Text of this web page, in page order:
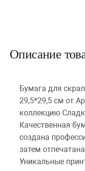
Описание
Бумага для
29,5*29,5 см от
коллекцию
Качественная
создана
затем
Уникальные